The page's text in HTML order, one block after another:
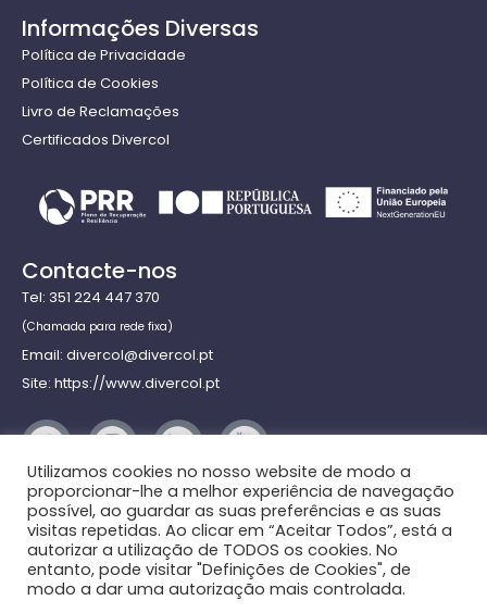
Informações Diversas
Política de Privacidade
Política de Cookies
Livro de Reclamações
Certificados Divercol
Contacte-nos
Tel: 351 224 447 370
(Chamada para rede fixa)
Email: divercol@divercol.pt
Site: https://www.divercol.pt
Em caso de litígio, o consumidor poderá recorrer à seguinte entidade de
resolução alternativa de litígios de consumo: Instituto de Arbitragem
Comercial.
Utilizamos cookies no nosso website de modo a
proporcionar-lhe a melhor experiência de navegação
possível, ao guardar as suas preferências e as suas
visitas repetidas. Ao clicar em “Aceitar Todos”, está a
autorizar a utilização de TODOS os cookies. No
entanto, pode visitar "Definições de Cookies", de
modo a dar uma autorização mais controlada.